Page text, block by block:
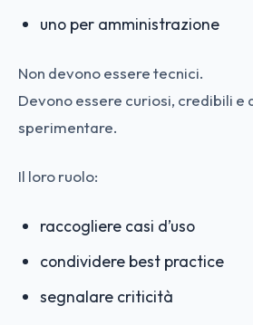
uno per amministrazione
Non devono essere tecnici.
Devono essere curiosi, credibili e
sperimentare.
Il loro ruolo:
raccogliere casi d’uso
condividere best practice
segnalare criticità